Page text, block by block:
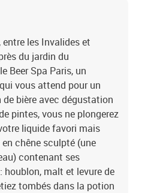
célèbre tour qui offre une vue
insolite à Paris pour
avec dégustation
les Invalides et
du jardin du
Beer Spa Paris, un
vous attend pour un
de bière avec dégustation
pintes, vous ne plongerez
liquide favori mais
chêne sculpté (une
contenant ses
malt et levure de
tombés dans la potion